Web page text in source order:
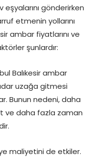
gönderirken
etmenin yollarını
ambar fiyatlarını ve
şunlardır:
Balıkesir ambar
uzağa gitmesi
Bunun nedeni, daha
ve daha fazla zaman
maliyetini de etkiler.